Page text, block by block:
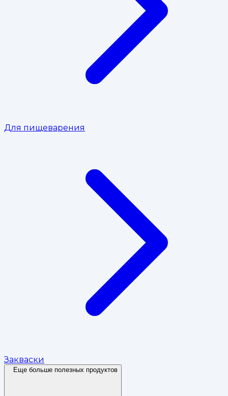
Для пищеварения
Закваски
Еще больше полезных продуктов